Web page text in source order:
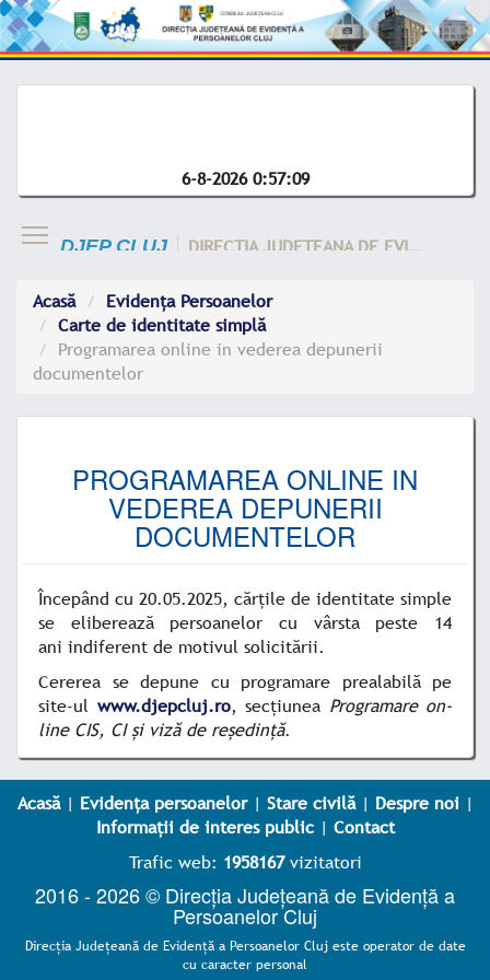
6-8-2026 0:57:09
DJEP CLUJ DIRECTIA JUDETEANA DE EVIDENTA A CLUJ
Acasă
Evidența Persoanelor
Carte de identitate simplă
Programarea online in vederea depunerii
documentelor
PROGRAMAREA ONLINE IN
VEDEREA DEPUNERII
DOCUMENTELOR
Începând cu 20.05.2025, cărțile de identitate simple
se eliberează persoanelor cu vârsta peste 14
ani indiferent de motivul solicitării.
Cererea se depune cu programare prealabilă pe
site-ul www.djepcluj.ro, secțiunea Programare on-
line CIS, CI și viză de reședință.
Acasă| Evidența persoanelor| Stare civilă| Despre noi|
Informații de interes public| Contact
Trafic web: 1958167vizitatori
2016 - 2026 © Direcția Județeană de Evidență a
Persoanelor Cluj
Direcţia Judeţeană de Evidenţă a Persoanelor Cluj este operator de date
cu caracter personal